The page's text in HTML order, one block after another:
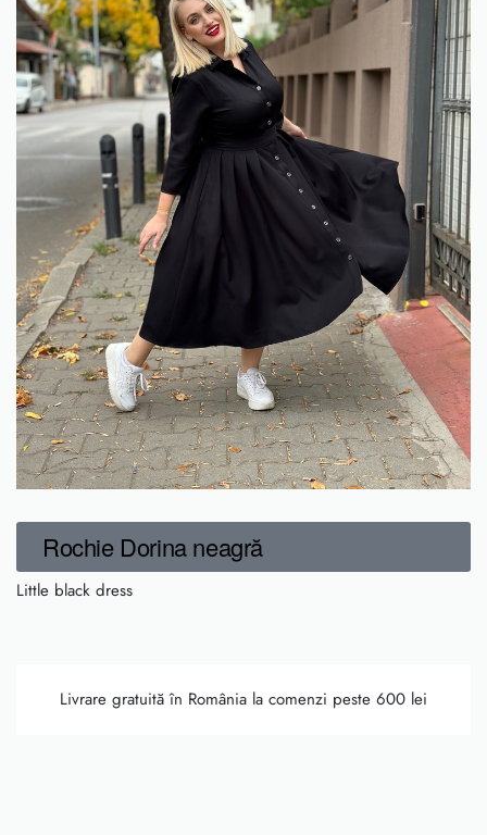
Rochie Dorina neagră
Little black dress
Livrare gratuită în România la comenzi peste 600 lei